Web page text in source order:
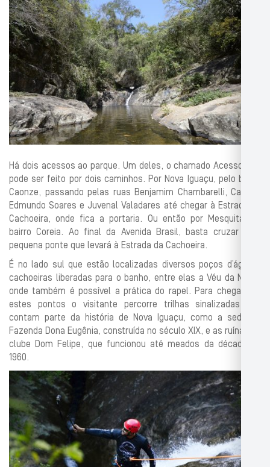
Há dois acessos ao parque. Um deles, o chamado Acesso Sul,
pode ser feito por dois caminhos. Por Nova Iguaçu, pelo bairro
Caonze, passando pelas ruas Benjamim Chambarelli, Capitão
Edmundo Soares e Juvenal Valadares até chegar à Estrada da
Cachoeira, onde fica a portaria. Ou então por Mesquita, no
bairro Coreia. Ao final da Avenida Brasil, basta cruzar uma
pequena ponte que levará à Estrada da Cachoeira.
É no lado sul que estão localizadas diversos poços d’água e
cachoeiras liberadas para o banho, entre elas a Véu da Noiva,
onde também é possível a prática do rapel. Para chegar até
estes pontos o visitante percorre trilhas sinalizadas que
contam parte da história de Nova Iguaçu, como a sede da
Fazenda Dona Eugênia, construída no século XIX, e as ruínas do
clube Dom Felipe, que funcionou até meados da década de
1960.